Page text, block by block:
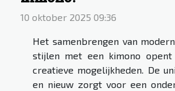
10 oktober 2025 09:36
Het samenbrengen van
stijlen met een kimono
creatieve mogelijkheden. De
en nieuw zorgt voor een